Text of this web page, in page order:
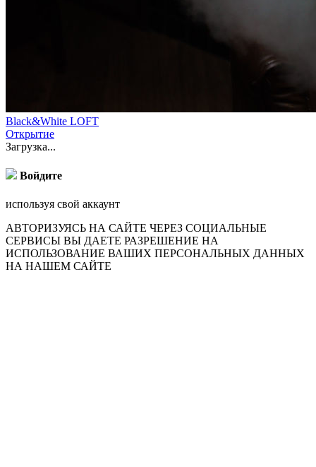
Black&White LOFT
Открытие
Загрузка...
Войдите
используя свой аккаунт
АВТОРИЗУЯСЬ НА САЙТЕ ЧЕРЕЗ СОЦИАЛЬНЫЕ
СЕРВИСЫ ВЫ ДАЕТЕ РАЗРЕШЕНИЕ НА
ИСПОЛЬЗОВАНИЕ ВАШИХ ПЕРСОНАЛЬНЫХ ДАННЫХ
НА НАШЕМ САЙТЕ